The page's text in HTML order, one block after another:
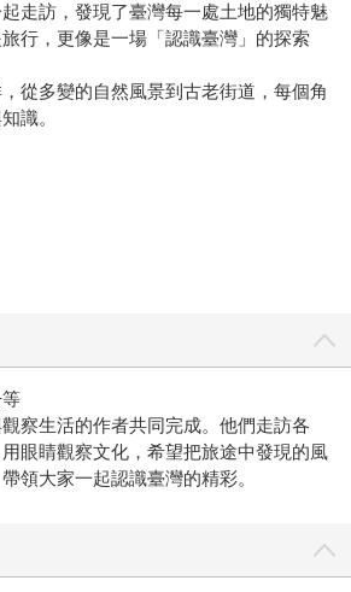
走訪，發現了臺灣每一處土地的獨特魅
行，更像是一場「認識臺灣」的探索
從多變的自然風景到古老街道，每個角
識。
察生活的作者共同完成。他們走訪各
眼睛觀察文化，希望把旅途中發現的風
領大家一起認識臺灣的精彩。